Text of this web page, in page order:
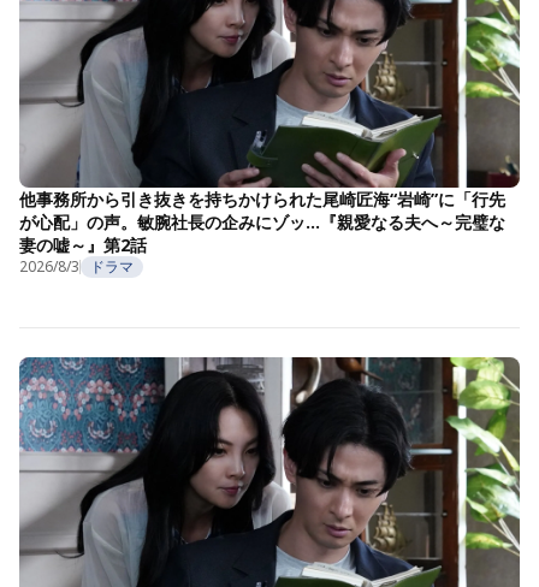
他事務所から引き抜きを持ちかけられた尾崎匠海“岩崎”に「行先
が心配」の声。敏腕社長の企みにゾッ…『親愛なる夫へ～完璧な
妻の嘘～』第2話
2026/8/3 ドラマ